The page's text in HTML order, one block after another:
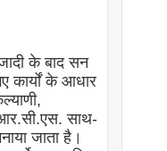
के बाद सन
कार्यों के आधार
साथ-
जाता है।